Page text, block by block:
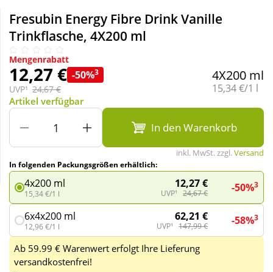
Natur & Homöopathie
Sanitätshaus
Sport & Fitness
Wellness
Fresubin Energy Fibre Drink Vanille
Trinkflasche, 4X200 ml
Mengenrabatt
12,27 € -50%3
UVP¹ 24,67 €
4X200 ml
Grundpreis:
15,34 €/1 l
Artikel verfügbar
In den Warenkorb
inkl. MwSt. zzgl.Versand
In folgenden Packungsgrößen erhältlich:
4x200 ml
15,34 €/1 l
12,27 €
UVP¹ 24,67 € -50%3
6x4x200 ml
12,96 €/1 l
62,21 €
UVP¹ 147,99 € -58%3
Ab 59.99 € Warenwert erfolgt Ihre Lieferung
versandkostenfrei!